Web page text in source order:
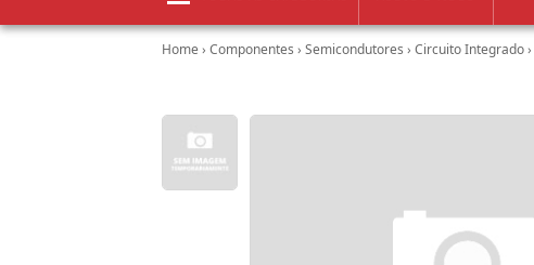
Home › Componentes › Semicondutores › Circuito Integrado›